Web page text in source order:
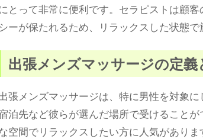
とって非常に便利です。セラピストは顧
シーが保たれるため、リラックスした状態で
出張メンズマッサージの定義
張メンズマッサージは、特に男性を対象
泊先など彼らが選んだ場所で受けること
空間でリラックスしたい方に人気があり